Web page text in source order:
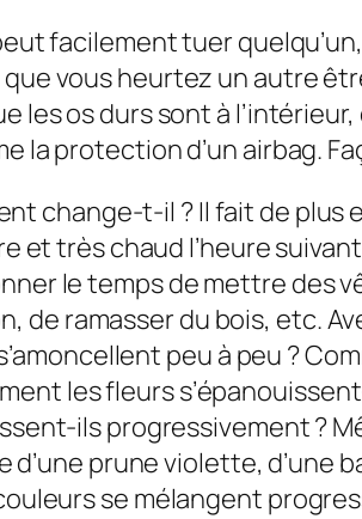
facilement tuer
vous heurtez un autre
les os durs sont à
la protection d’un airbag.
change-t-il ? Il fait de plus
et très chaud l’heure
le temps de mettre
de ramasser du bois, etc.
peu à peu ?
les fleurs
ils progressivement ?
d’une prune violette, d’une
se mélangent